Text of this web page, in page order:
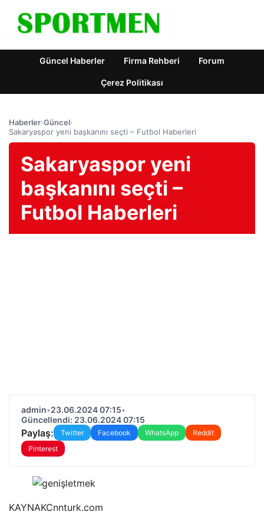
Güncel Haberler Firma Rehberi Forum
Çerez Politikası
Haberler›Güncel›
Sakaryaspor yeni başkanını seçti – Futbol Haberleri
Sakaryaspor yeni
başkanını seçti –
Futbol Haberleri
admin•23.06.2024 07:15•
Güncellendi: 23.06.2024 07:15
Paylaş: Twitter Facebook WhatsApp
Reddit
Pinterest
KAYNAKCnnturk.com